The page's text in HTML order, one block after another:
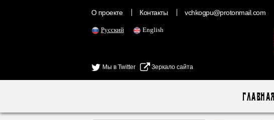
О проекте Контакты vchkogpu@protonmail.com
Русский English
Мы в Twitter Зеркало сайта
Главная